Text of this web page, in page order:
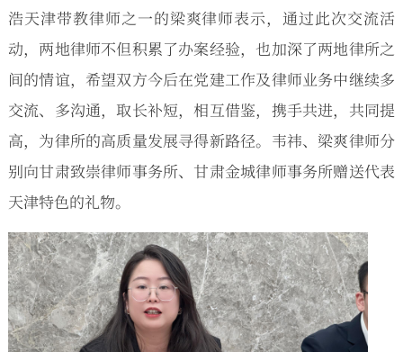
浩天津带教律师之一的梁爽律师表示，通过此次交流活
动，两地律师不但积累了办案经验，也加深了两地律所之
间的情谊，希望双方今后在党建工作及律师业务中继续多
交流、多沟通，取长补短，相互借鉴，携手共进，共同提
高，为律所的高质量发展寻得新路径。韦祎、梁爽律师分
别向甘肃致崇律师事务所、甘肃金城律师事务所赠送代表
天津特色的礼物。